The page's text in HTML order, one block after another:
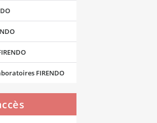
FIRENDO